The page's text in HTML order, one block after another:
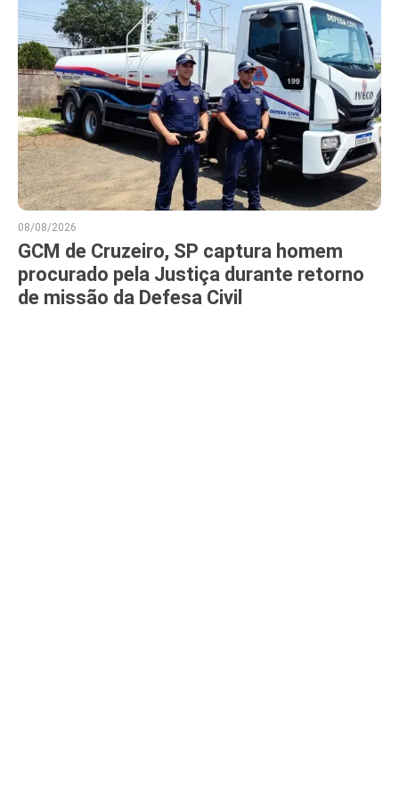
08/08/2026
GCM de Cruzeiro, SP captura homem
procurado pela Justiça durante retorno
de missão da Defesa Civil